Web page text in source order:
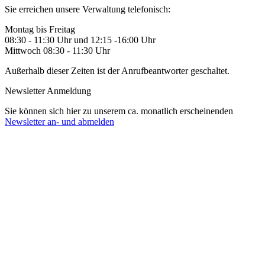
Sie erreichen unsere Verwaltung telefonisch:
Montag bis Freitag
08:30 - 11:30 Uhr und 12:15 -16:00 Uhr
Mittwoch 08:30 - 11:30 Uhr
Außerhalb dieser Zeiten ist der Anrufbeantworter geschaltet.
Newsletter Anmeldung
Sie können sich hier zu unserem ca. monatlich erscheinenden
Newsletter an- und abmelden